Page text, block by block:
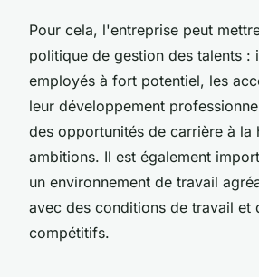
Pour cela, l'entreprise peut
politique de gestion des talents :
employés à fort potentiel, les
leur développement
des opportunités de carrière à la
ambitions. Il est également
un environnement de travail
avec des conditions de travail et
compétitifs.